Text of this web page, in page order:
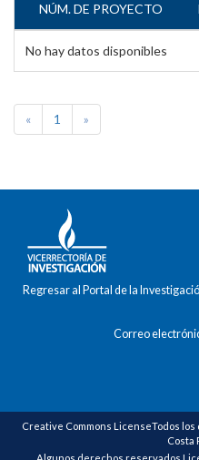
NÚM. DE PROYECTO
No hay datos disponibles
« 1 »
Regresar al Portal de la
Correo
Creative Commons LicenseTodos
Costa